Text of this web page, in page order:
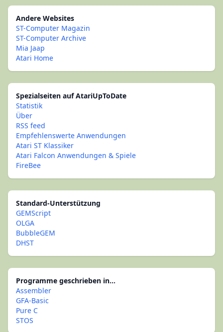
Andere Websites
ST-Computer Magazin
ST-Computer Archive
Mia Jaap
Atari Home
Spezialseiten auf AtariUpToDate
Statistik
Über
RSS feed
Empfehlenswerte Anwendungen
Atari ST Klassiker
Atari Falcon Anwendungen & Spiele
FireBee
Standard-Unterstützung
GEMScript
OLGA
BubbleGEM
DHST
Programme geschrieben in...
Assembler
GFA-Basic
Pure C
STOS